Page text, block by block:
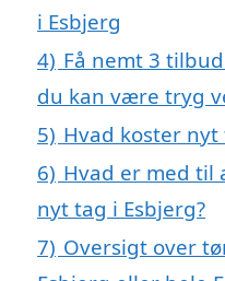
i Esbjerg
4) Få nemt 3
du kan være tryg
5) Hvad koster nyt
6) Hvad er med til
nyt tag i Esbjerg?
7) Oversigt over